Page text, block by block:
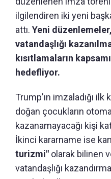
ilgilendiren iki yeni
attı. Yeni
vatandaşlığı
kısıtlamaların
hedefliyor.
Trump'ın imzaladığı ilk
doğan çocukların
kazanamayacağı kişi
İkinci kararname ise
turizmi" olarak bilinen
vatandaşlığı